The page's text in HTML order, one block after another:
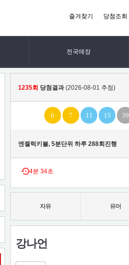
즐겨찾기 당첨조회
전국매장
1235회 당첨결과(2026-08-01 추첨)
6 7 11 15 39
엔젤럭키볼, 5분단위 하루 288회진행
4분 33초
자유 유머
강나언